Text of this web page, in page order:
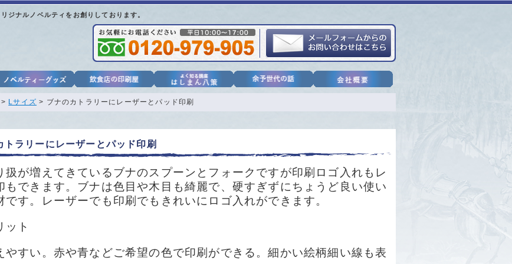
ジナルノベルティをお創りしております。
> Lサイズ > ブナのカトラリーにレーザーとパッド印刷
トラリーにレーザーとパッド印刷
扱が増えてきているブナのスプーンとフォークですが印刷ロゴ入れもレ
もできます。ブナは色目や木目も綺麗で、硬すぎずにちょうど良い使い
です。レーザーでも印刷でもきれいにロゴ入れができます。
ット
やすい。赤や青などご希望の色で印刷ができる。細かい絵柄細い線も表